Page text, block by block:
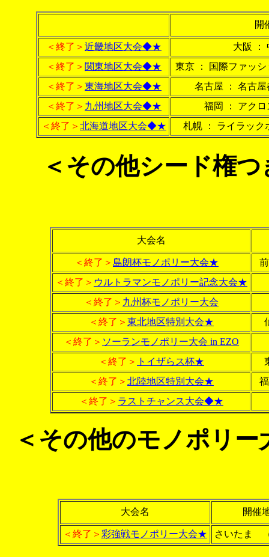
開
＜終了＞ 近畿地区大会◆★
大阪 ：
＜終了＞ 関東地区大会◆★
東京 ： 国際ファッ
＜終了＞ 東海地区大会◆★
名古屋 ： 名古
＜終了＞ 九州地区大会◆★
福岡 ： アク
＜終了＞ 北海道地区大会◆★ 札幌 ： ライラッ
＜その他シード権つ
大会名
＜終了＞ 島朗杯モノポリー大会★
＜終了＞ ウルトラマンモノポリー記念大会★
＜終了＞ 九州杯モノポリー大会
＜終了＞ 東北地区特別大会★
＜終了＞ ソーランモノポリー大会 in EZO
＜終了＞ トイザらス杯★
＜終了＞ 北陸地区特別大会★
＜終了＞ ラストチャンス大会◆★
＜その他のモノポリ
大会名 開催
＜終了＞ 彩強戦モノポリー大会★ さいたま